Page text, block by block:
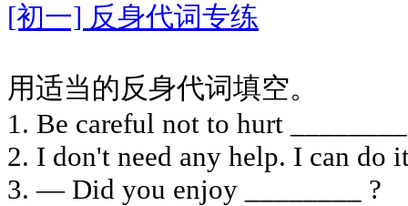
[初一] 反身代词专练
用适当的反身代词填空。
1. Be careful not to hurt
2. I don't need any help. I can do
3. — Did you enjoy ________ ?